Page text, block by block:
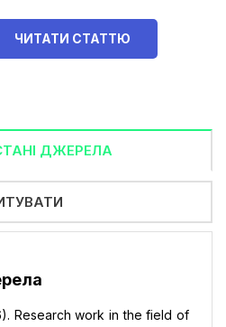
ЧИТАТИ СТАТТЮ
ДЖЕРЕЛА
Research work in the field of